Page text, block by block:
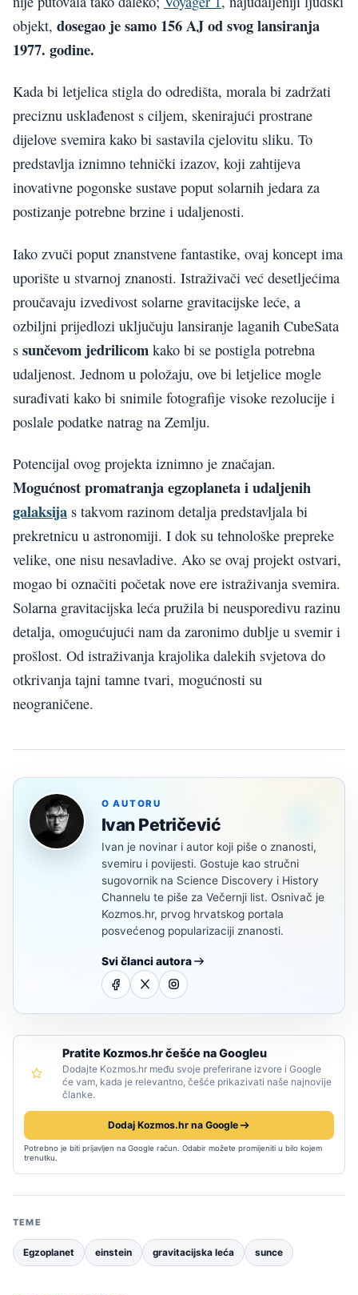
objekt, dosegao je samo 156 AJ od svog lansiranja
1977. godine.
Kada bi letjelica stigla do odredišta, morala bi zadržati
preciznu usklađenost s ciljem, skenirajući prostrane
dijelove svemira kako bi sastavila cjelovitu sliku. To
predstavlja iznimno tehnički izazov, koji zahtijeva
inovativne pogonske sustave poput solarnih jedara za
postizanje potrebne brzine i udaljenosti.
Iako zvuči poput znanstvene fantastike, ovaj koncept ima
uporište u stvarnoj znanosti. Istraživači već desetljećima
proučavaju izvedivost solarne gravitacijske leće, a
ozbiljni prijedlozi uključuju lansiranje laganih CubeSata
s sunčevom jedrilicom kako bi se postigla potrebna
udaljenost. Jednom u položaju, ove bi letjelice mogle
surađivati kako bi snimile fotografije visoke rezolucije i
poslale podatke natrag na Zemlju.
Potencijal ovog projekta iznimno je značajan.
Mogućnost promatranja egzoplaneta i udaljenih
galaksija s takvom razinom detalja predstavljala bi
prekretnicu u astronomiji. I dok su tehnološke prepreke
velike, one nisu nesavladive. Ako se ovaj projekt ostvari,
mogao bi označiti početak nove ere istraživanja svemira.
Solarna gravitacijska leća pružila bi neusporedivu razinu
detalja, omogućujući nam da zaronimo dublje u svemir i
prošlost. Od istraživanja krajolika dalekih svjetova do
otkrivanja tajni tamne tvari, mogućnosti su
neograničene.
O AUTORU
Ivan Petričević
Ivan je novinar i autor koji piše o znanosti,
svemiru i povijesti. Gostuje kao stručni
sugovornik na Science Discovery i History
Channelu te piše za Večernji list. Osnivač je
Kozmos.hr, prvog hrvatskog portala
posvećenog popularizaciji znanosti.
Svi članci autora
Pratite Kozmos.hr češće na Googleu
Dodajte Kozmos.hr među svoje preferirane izvore i Google
će vam, kada je relevantno, češće prikazivati naše najnovije
članke.
Dodaj Kozmos.hr na Google
Potrebno je biti prijavljen na Google račun. Odabir možete promijeniti u bilo kojem
trenutku.
TEME
Egzoplanet einstein gravitacijska leća sunce